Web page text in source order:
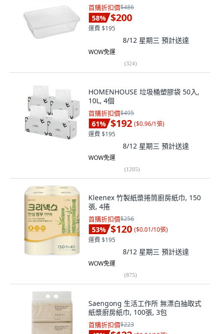
首購折扣價$486
58% $200
運費 $195
8/12 星期三 預計送達
WOW免運
(324)
HOMENHOUSE 垃圾桶塑膠袋 50入,
10L, 4個
首購折扣價$495
61% $192 ($0.96/1張)
運費 $195
8/12 星期三 預計送達
WOW免運
(1205)
Kleenex 竹製紙漿捲筒廚房紙巾, 150
張, 4捲
首購折扣價$256
53% $120 ($0.01/10張)
運費 $195
8/12 星期三 預計送達
WOW免運
(875)
Saengong 生活工作所 無漂白抽取式
紙漿廚房紙巾, 100張, 3包
首購折扣價$223